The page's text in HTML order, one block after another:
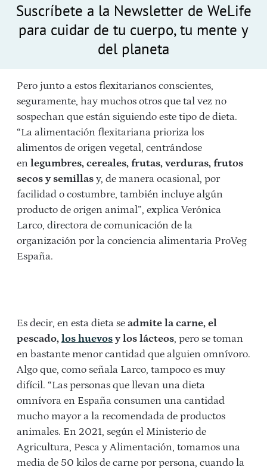
Suscríbete a la Newsletter de WeLife
para cuidar de tu cuerpo, tu mente y
del planeta
Pero junto a estos flexitarianos conscientes,
seguramente, hay muchos otros que tal vez no
sospechan que están siguiendo este tipo de dieta.
“La alimentación flexitariana prioriza los
alimentos de origen vegetal, centrándose
en legumbres, cereales, frutas, verduras, frutos
secos y semillas y, de manera ocasional, por
facilidad o costumbre, también incluye algún
producto de origen animal”, explica Verónica
Larco, directora de comunicación de la
organización por la conciencia alimentaria ProVeg
España.
Es decir, en esta dieta se admite la carne, el
pescado, los huevos y los lácteos, pero se toman
en bastante menor cantidad que alguien omnívoro.
Algo que, como señala Larco, tampoco es muy
difícil. “Las personas que llevan una dieta
omnívora en España consumen una cantidad
mucho mayor a la recomendada de productos
animales. En 2021, según el Ministerio de
Agricultura, Pesca y Alimentación, tomamos una
media de 50 kilos de carne por persona, cuando la